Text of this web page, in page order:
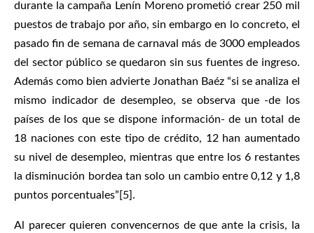
durante la campaña Lenín Moreno prometió crear 250 mil
puestos de trabajo por año, sin embargo en lo concreto, el
pasado fin de semana de carnaval más de 3000 empleados
del sector público se quedaron sin sus fuentes de ingreso.
Además como bien advierte Jonathan Baéz “si se analiza el
mismo indicador de desempleo, se observa que -de los
países de los que se dispone información- de un total de
18 naciones con este tipo de crédito, 12 han aumentado
su nivel de desempleo, mientras que entre los 6 restantes
la disminución bordea tan solo un cambio entre 0,12 y 1,8
puntos porcentuales”[5].
Al parecer quieren convencernos de que ante la crisis, la